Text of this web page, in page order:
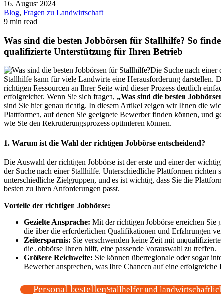
16. August 2024
Blog, Fragen zu Landwirtschaft
9 min read
Was sind die besten Jobbörsen für Stallhilfe? So
qualifizierte Unterstützung für Ihren Betrieb
Die Suche nach einer
Stallhilfe kann für viele Landwirte eine Herausforderung darstellen.
richtigen Ressourcen an Ihrer Seite wird dieser Prozess deutlich
erfolgreicher. Wenn Sie sich fragen, „Was sind die besten
sind Sie hier genau richtig. In diesem Artikel zeigen wir Ihnen die
Plattformen, auf denen Sie geeignete Bewerber finden können, und
wie Sie den Rekrutierungsprozess optimieren können.
1. Warum ist die Wahl der richtigen Jobbörse entscheidend?
Die Auswahl der richtigen Jobbörse ist der erste und einer der
der Suche nach einer Stallhilfe. Unterschiedliche Plattformen richten
unterschiedliche Zielgruppen, und es ist wichtig, dass Sie die
besten zu Ihren Anforderungen passt.
Vorteile der richtigen Jobbörse:
Gezielte Ansprache: Mit der richtigen Jobbörse erreichen Sie
die über die erforderlichen Qualifikationen und Erfahrungen
Zeitersparnis: Sie verschwenden keine Zeit mit
die Jobbörse Ihnen hilft, eine passende Vorauswahl zu treffen.
Größere Reichweite: Sie können überregionale oder sogar
Bewerber ansprechen, was Ihre Chancen auf eine erfolgreiche
Personal bestellenStallhelfer und